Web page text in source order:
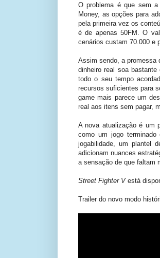
O problema é que sem a
Money, as opções para
pela primeira vez os
é de apenas 50FM. O
cenários custam 70.000 e
Assim sendo, a promessa
dinheiro real soa
todo o seu tempo
recursos suficientes para
game mais parece um
real aos itens sem pagar,
A nova atualização é um
como um jogo terminado
jogabilidade, um plantel
adicionam nuances
a sensação de que faltam
Street Fighter V está
Trailer do novo modo